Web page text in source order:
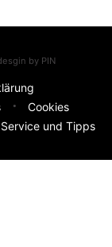
by PIN
Cookies
Service und Tipps